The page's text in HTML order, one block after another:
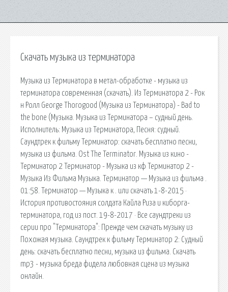
Скачать музыка из терминатора
Музыка из Терминатора в метал-обработке - музыка из
терминатора современная (скачать). Из Терминатора 2 - Рок
н Ролл George Thorogood (Музыка из Терминатора) - Bad to
the bone (Музыка. Музыка из Терминатора – судный день.
Исполнитель: Музыка из Терминатора, Песня: судный.
Саундтрек к фильму Терминатор: скачать бесплатно песни,
музыка из фильма. Ost The Terminator. Музыка из кино -
Терминатор 2 Терминатор - Музыка из кф Терминатор 2 -
Музыка Из Фильма Музыка. Терминатор — Музыка из фильма .
01:58. Терминатор — Музыка к . или скачать 1-8-2015 ·
История противостояния солдата Кайла Риза и киборга-
терминатора, год из пост. 19-8-2017 · Все саундтреки из
серии про "Терминатора": Прежде чем скачать музыку из
Похожая музыка. Саундтрек к фильму Терминатор 2: Судный
день: скачать бесплатно песни, музыка из фильма. Скачать
mp3 - музыка бреда фидела любовная сцена из музыка
онлайн.